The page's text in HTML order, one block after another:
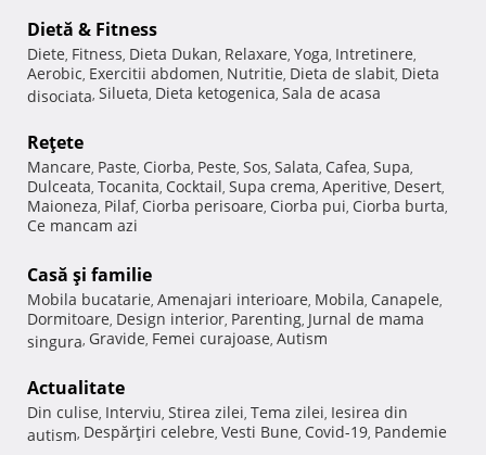
Dietă & Fitness
Diete, Fitness, Dieta Dukan, Relaxare, Yoga, Intretinere,
Aerobic, Exercitii abdomen, Nutritie, Dieta de slabit, Dieta
disociata, Silueta, Dieta ketogenica, Sala de acasa
Reţete
Mancare, Paste, Ciorba, Peste, Sos, Salata, Cafea, Supa,
Dulceata, Tocanita, Cocktail, Supa crema, Aperitive, Desert,
Maioneza, Pilaf, Ciorba perisoare, Ciorba pui, Ciorba burta,
Ce mancam azi
Casă şi familie
Mobila bucatarie, Amenajari interioare, Mobila, Canapele,
Dormitoare, Design interior, Parenting, Jurnal de mama
singura, Gravide, Femei curajoase, Autism
Actualitate
Din culise, Interviu, Stirea zilei, Tema zilei, Iesirea din
autism, Despărţiri celebre, Vesti Bune, Covid-19, Pandemie